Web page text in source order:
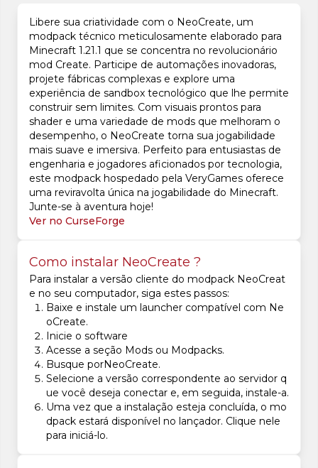
Libere sua criatividade com o NeoCreate, um
modpack técnico meticulosamente elaborado para
Minecraft 1.21.1 que se concentra no revolucionário
mod Create. Participe de automações inovadoras,
projete fábricas complexas e explore uma
experiência de sandbox tecnológico que lhe permite
construir sem limites. Com visuais prontos para
shader e uma variedade de mods que melhoram o
desempenho, o NeoCreate torna sua jogabilidade
mais suave e imersiva. Perfeito para entusiastas de
engenharia e jogadores aficionados por tecnologia,
este modpack hospedado pela VeryGames oferece
uma reviravolta única na jogabilidade do Minecraft.
Junte-se à aventura hoje!
Ver no CurseForge
Como instalar NeoCreate ?
Para instalar a versão cliente do modpack NeoCreat
e no seu computador, siga estes passos:
Baixe e instale um launcher compatível com Ne
oCreate.
Inicie o software
Acesse a seção Mods ou Modpacks.
Busque porNeoCreate.
Selecione a versão correspondente ao servidor q
ue você deseja conectar e, em seguida, instale-a.
Uma vez que a instalação esteja concluída, o mo
dpack estará disponível no lançador. Clique nele
para iniciá-lo.